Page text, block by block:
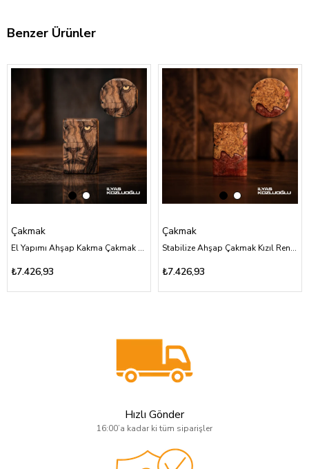
Benzer Ürünler
Çakmak
El Yapımı Ahşap Kakma Çakmak Aslan Figürlü Özel Tasarım
₺7.426,93
Çakmak
Stabilize Ahşap Çakmak Kızıl Renk Özel Tasarım
₺7.426,93
Hızlı Gönder
16:00’a kadar ki tüm siparişler